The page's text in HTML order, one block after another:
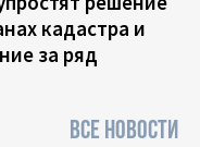
кадастра и
за ряд
ВСЕ НОВОСТИ